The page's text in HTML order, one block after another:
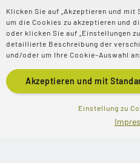
Klicken Sie auf „Akzeptieren und
um die Cookies zu akzeptieren und
oder klicken Sie auf „Einstellungen
detaillierte Beschreibung der
und/oder um Ihre Cookie-Auswahl
Akzeptieren und mit
Einstellung zu
Für Pädagog:innen und
Für Gemeinden
Buchpreis
Magazin
Aktionen & Projekte